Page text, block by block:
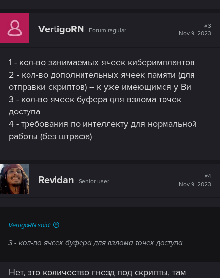
VertigoRN Forum regular
#3
Nov 9, 2023
1 - кол-во занимаемых ячеек киберимплантов
2 - кол-во дополнительных ячеек памяти (для
отправки скриптов) -- к уже имеющимся у Ви
3 - кол-во ячеек буфера для взлома точек
доступа
4 - требования по интеллекту для нормальной
работы (без штрафа)
Revidan Senior user
#4
Nov 9, 2023
VertigoRN said:
3 - кол-во ячеек буфера для взлома точек доступа
Нет, это количество гнезд под скрипты, там